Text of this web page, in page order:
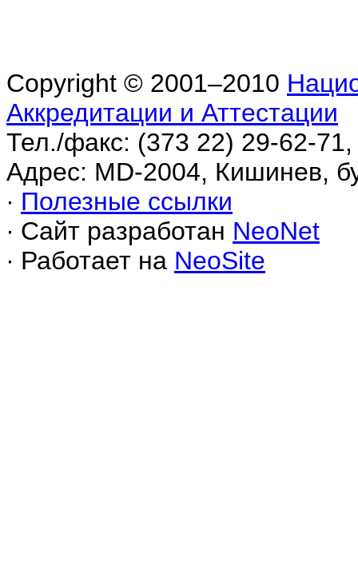
Copyright © 2001–2010
Аккредитации и Аттестации
Тел./факс: (373 22) 29-62-
Адрес: MD-2004, Кишинев,
∙ Полезные ссылки
∙ Сайт разработан NeoNet
∙ Работает на NeoSite